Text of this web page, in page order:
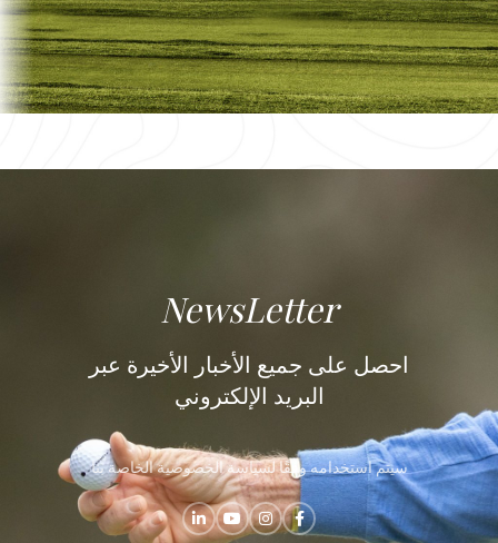
نادي نوريا
NewsLetter
احصل على جميع الأخبار الأخيرة عبر
البريد الإلكتروني
سيتم استخدامه وفقًا لسياسة الخصوصية الخاصة بنا